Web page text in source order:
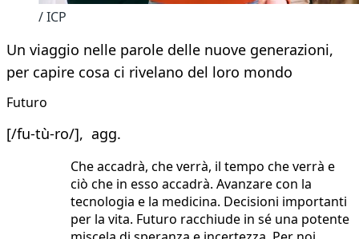
/ ICP
Un viaggio nelle parole delle nuove generazioni,
per capire cosa ci rivelano del loro mondo
Futuro
[/fu-tù-ro/], agg.
Che accadrà, che verrà, il tempo che verrà e
ciò che in esso accadrà. Avanzare con la
tecnologia e la medicina. Decisioni importanti
per la vita. Futuro racchiude in sé una potente